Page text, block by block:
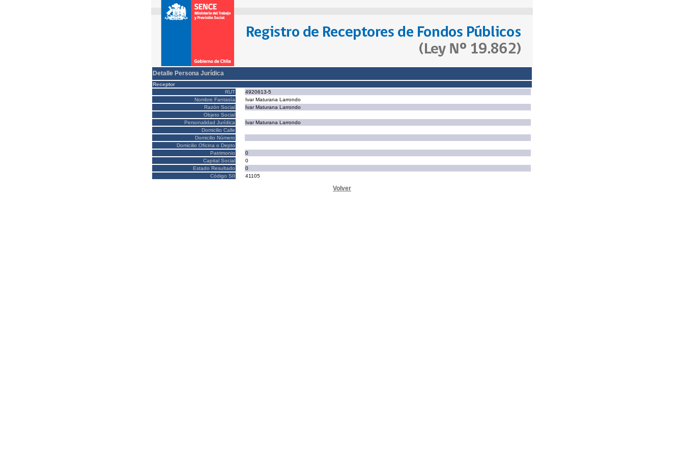
Detalle Persona Jurídica
Receptor
RUT
4920613-5
Nombre Fantasía
Ivar Maturana Larrondo
Razón Social
Ivar Maturana Larrondo
Objeto Social
Personalidad Jurídica
Ivar Maturana Larrondo
Domicilio Calle
Domicilio Número
Domicilio Oficina o Depto
Patrimonio
0
Capital Social
0
Estado Resultado
0
Código SII
41105
Volver